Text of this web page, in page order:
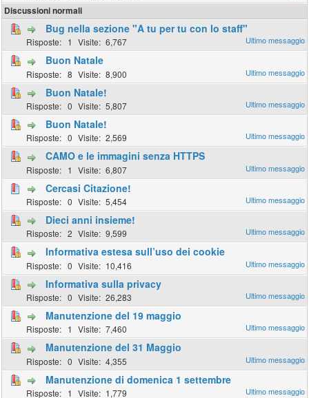
Discussioni normali
Bug nella sezione "A tu per tu con lo staff"
1 6,767
Buon Natale
8 8,900
Buon Natale!
0 5,807
Buon Natale!
0 2,569
CAMO e le immagini senza HTTPS
1 6,807
Cercasi Citazione!
0 5,454
Dieci anni insieme!
2 9,599
Informativa estesa sull’uso dei cookie
0 10,416
Informativa sulla privacy
0 26,283
Manutenzione del 19 maggio
1 7,460
Manutenzione del 31 Maggio
0 4,355
Manutenzione di domenica 1 settembre
1 1,779